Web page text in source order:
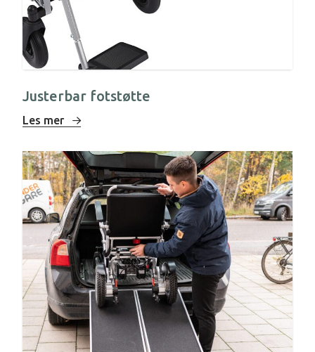
Justerbar fotstøtte
Les mer